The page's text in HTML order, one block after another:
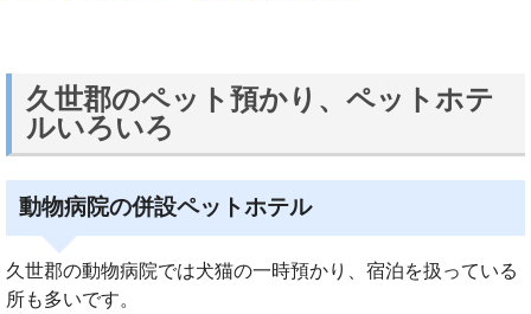
久世郡のペット預かり、ペットホテ
ルいろいろ
動物病院の併設ペットホテル
久世郡の動物病院では犬猫の一時預かり、宿泊を扱っている
所も多いです。